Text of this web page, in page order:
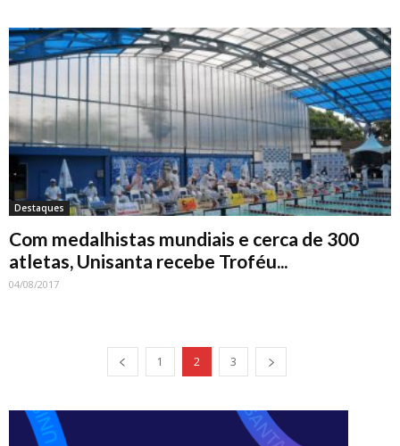
Destaques
Com medalhistas mundiais e cerca de 300
atletas, Unisanta recebe Troféu...
04/08/2017
1 2 3